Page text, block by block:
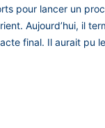
pour lancer un
Aujourd’hui, il
final. Il aurait pu